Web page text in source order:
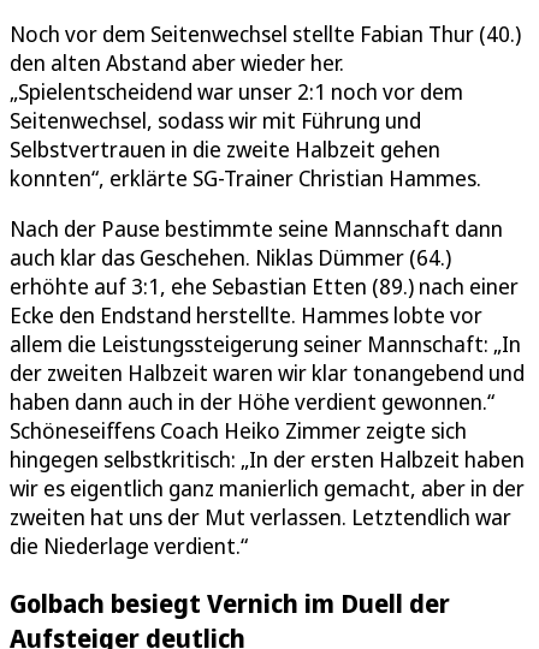
Noch vor dem Seitenwechsel stellte Fabian Thur (40.)
den alten Abstand aber wieder her.
„Spielentscheidend war unser 2:1 noch vor dem
Seitenwechsel, sodass wir mit Führung und
Selbstvertrauen in die zweite Halbzeit gehen
konnten“, erklärte SG-Trainer Christian Hammes.
Nach der Pause bestimmte seine Mannschaft dann
auch klar das Geschehen. Niklas Dümmer (64.)
erhöhte auf 3:1, ehe Sebastian Etten (89.) nach einer
Ecke den Endstand herstellte. Hammes lobte vor
allem die Leistungssteigerung seiner Mannschaft: „In
der zweiten Halbzeit waren wir klar tonangebend und
haben dann auch in der Höhe verdient gewonnen.“
Schöneseiffens Coach Heiko Zimmer zeigte sich
hingegen selbstkritisch: „In der ersten Halbzeit haben
wir es eigentlich ganz manierlich gemacht, aber in der
zweiten hat uns der Mut verlassen. Letztendlich war
die Niederlage verdient.“
Golbach besiegt Vernich im Duell der
Aufsteiger deutlich